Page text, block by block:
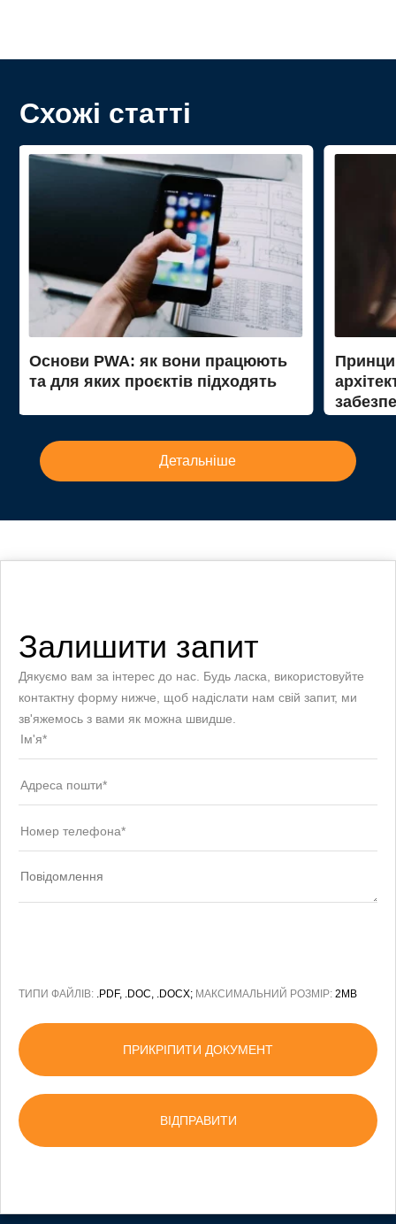
Схожі статті
Основи PWA: як вони працюють
та для яких проєктів підходять
Детальніше
Залишити запит
Дякуємо вам за інтерес до нас. Будь ласка, використовуйте
контактну форму нижче, щоб надіслати нам свій запит, ми
зв'яжемось з вами як можна швидше.
ТИПИ ФАЙЛІВ: .PDF, .DOC, .DOCX; МАКСИМАЛЬНИЙ РОЗМІР: 2MB
ПРИКРІПИТИ ДОКУМЕНТ